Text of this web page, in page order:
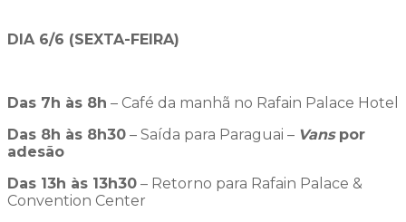
DIA 6/6 (SEXTA-FEIRA)
Das 7h às 8h – Café da manhã no Rafain Palace Hotel
Das 8h às 8h30 – Saída para Paraguai – Vanspor
adesão
Das 13h às 13h30 – Retorno para Rafain Palace &
Convention Center